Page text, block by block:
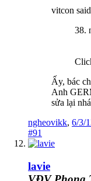
vitcon
38.
Ấy, bác
Anh
sửa lại
ngheovikk, 6/3/
#91
lavie